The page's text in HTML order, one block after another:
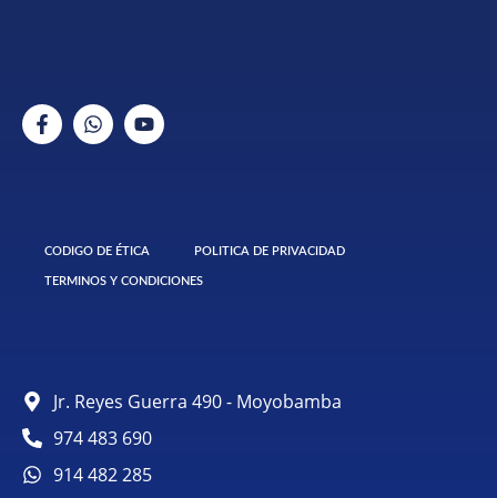
CODIGO DE ÉTICA POLITICA DE PRIVACIDAD
TERMINOS Y CONDICIONES
Jr. Reyes Guerra 490 - Moyobamba
974 483 690
914 482 285